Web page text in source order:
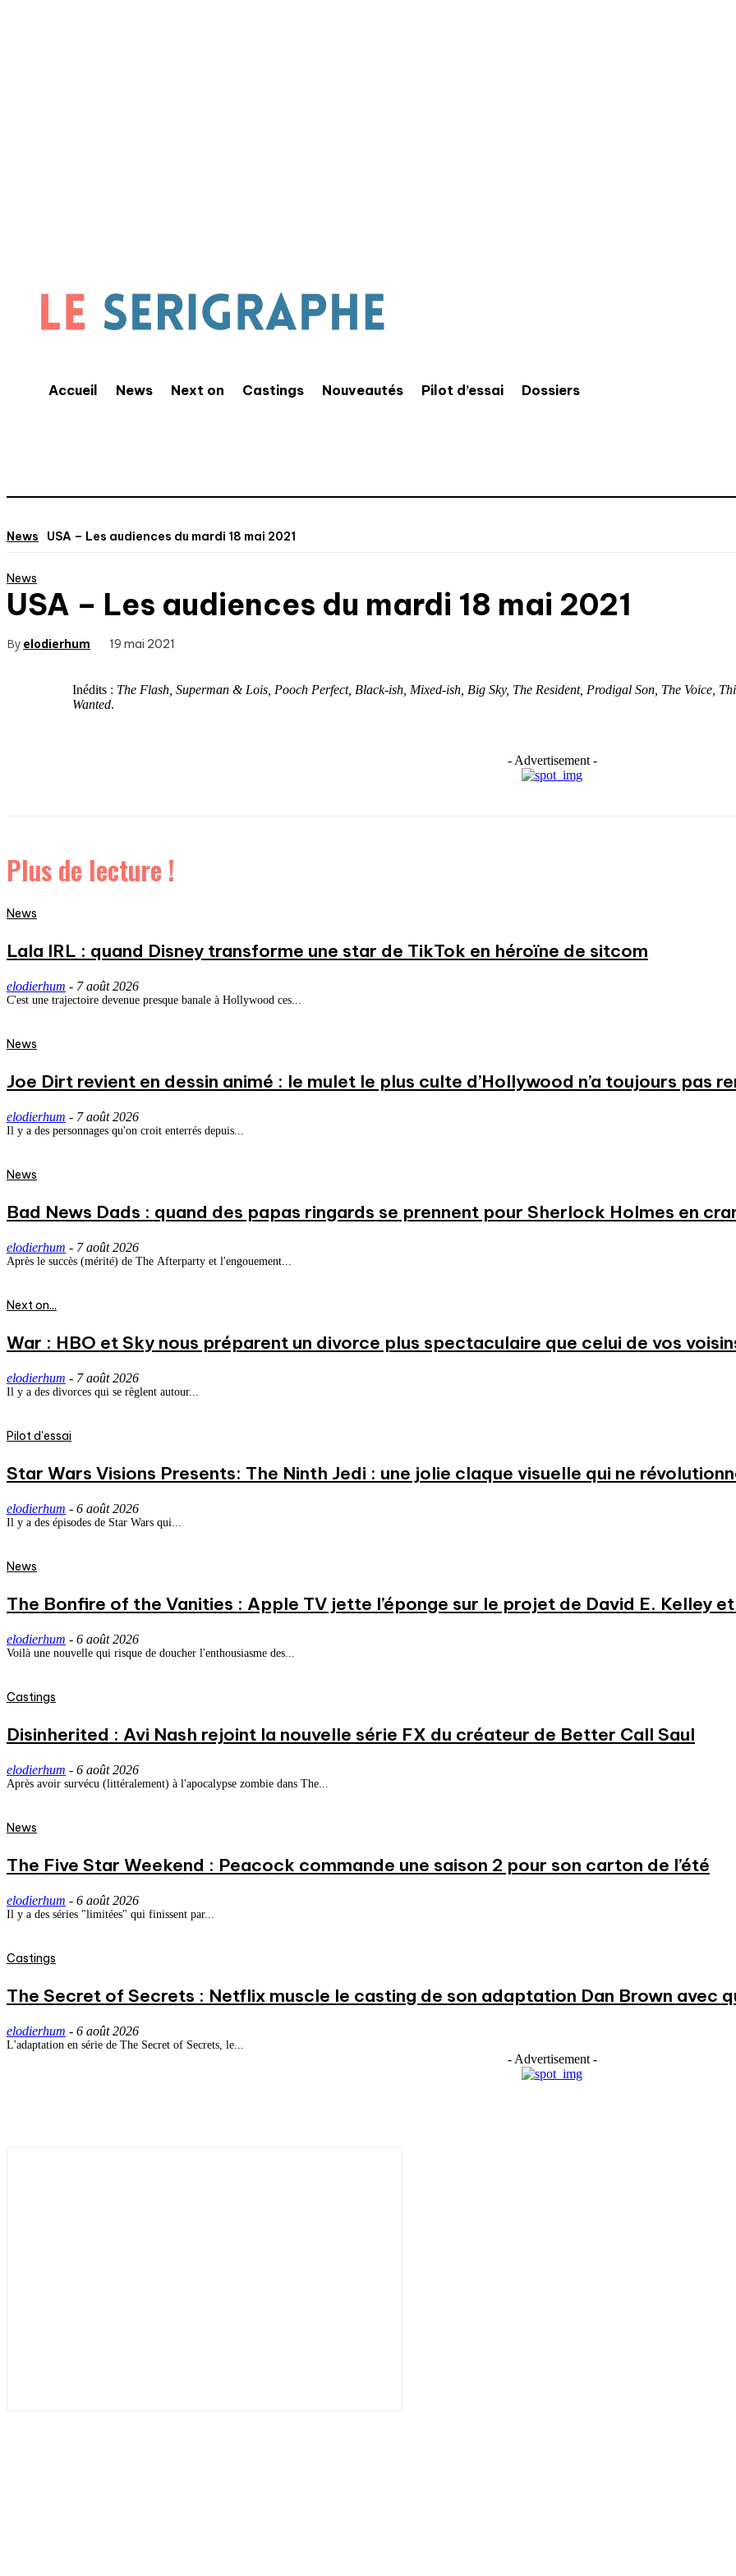
Accueil News Next on Castings Nouveautés Pilot d’essai Dossiers
News USA – Les audiences du mardi 18 mai 2021
News
USA – Les audiences du mardi 18 mai 2021
By elodierhum 19 mai 2021
Inédits : The Flash, Superman & Lois, Pooch Perfect, Black-ish, Mixed-ish, Big Sky, The Resident, Prodigal Son, The Voice,
Wanted.
- Advertisement -
Plus de lecture !
News
Lala IRL : quand Disney transforme une star de TikTok en héroïne de sitcom
elodierhum - 7 août 2026
C'est une trajectoire devenue presque banale à Hollywood ces...
News
Joe Dirt revient en dessin animé : le mulet le plus culte d’Hollywood n’a toujours pas
elodierhum - 7 août 2026
Il y a des personnages qu'on croit enterrés depuis...
News
Bad News Dads : quand des papas ringards se prennent pour Sherlock Holmes en
elodierhum - 7 août 2026
Après le succès (mérité) de The Afterparty et l'engouement...
Next on...
War : HBO et Sky nous préparent un divorce plus spectaculaire que celui de vos
elodierhum - 7 août 2026
Il y a des divorces qui se règlent autour...
Pilot d'essai
Star Wars Visions Presents: The Ninth Jedi : une jolie claque visuelle qui ne
elodierhum - 6 août 2026
Il y a des épisodes de Star Wars qui...
News
The Bonfire of the Vanities : Apple TV jette l’éponge sur le projet de David E. Kelley
elodierhum - 6 août 2026
Voilà une nouvelle qui risque de doucher l'enthousiasme des...
Castings
Disinherited : Avi Nash rejoint la nouvelle série FX du créateur de Better Call Saul
elodierhum - 6 août 2026
Après avoir survécu (littéralement) à l'apocalypse zombie dans The...
News
The Five Star Weekend : Peacock commande une saison 2 pour son carton de l’été
elodierhum - 6 août 2026
Il y a des séries "limitées" qui finissent par...
Castings
The Secret of Secrets : Netflix muscle le casting de son adaptation Dan Brown avec
elodierhum - 6 août 2026
L'adaptation en série de The Secret of Secrets, le...
- Advertisement -